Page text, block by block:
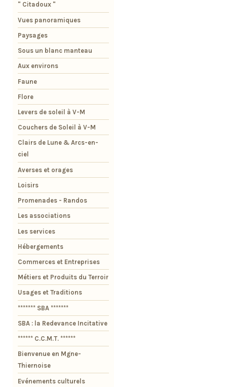
" Citadoux "
Vues panoramiques
Paysages
Sous un blanc manteau
Aux environs
Faune
Flore
Levers de soleil à V-M
Couchers de Soleil à V-M
Clairs de Lune & Arcs-en-
ciel
Averses et orages
Loisirs
Promenades - Randos
Les associations
Les services
Hébergements
Commerces et Entreprises
Métiers et Produits du Terroir
Usages et Traditions
******* SBA *******
SBA : la Redevance Incitative
****** C.C.M.T. ******
Bienvenue en Mgne-
Thiernoise
Evénements culturels